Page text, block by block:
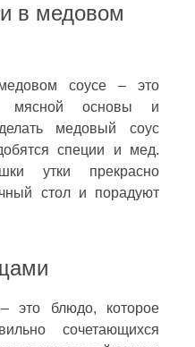
в медовом
соусе – это
мясной основы и
медовый соус
специи и мед.
утки прекрасно
стол и порадуют
это блюдо, которое
сочетающихся